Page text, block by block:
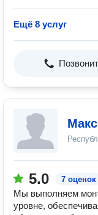
Ещё 8 услуг
5.0 7 оценок
Мы выполняем
уровне,